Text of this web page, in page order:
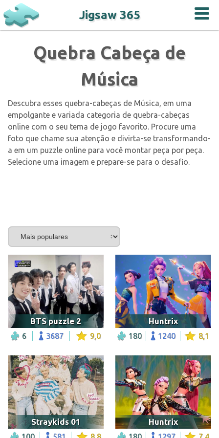
Jigsaw 365
Quebra Cabeça de
Música
Descubra esses quebra-cabeças de Música, em uma
empolgante e variada categoria de quebra-cabeças
online com o seu tema de jogo favorito. Procure uma
foto que chame sua atenção e divirta-se transformando-
a em um puzzle online para você montar peça por peça.
Selecione uma imagem e prepare-se para o desafio.
BTS puzzle 2
6 3687 9,0
Huntrix
180 1240 8,1
Straykids 01 Huntrix